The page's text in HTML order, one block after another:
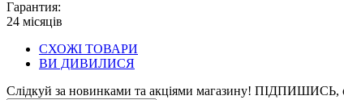
Гарантия:
24 місяців
СХОЖІ ТОВАРИ
ВИ ДИВИЛИСЯ
Слідкуй за новинками та акціями магазину! ПІДПИШИСЬ,